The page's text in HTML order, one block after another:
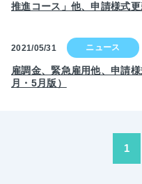
推進コース」他、申請様式
2021/05/31
雇調金、緊急雇用他、申請
月・5月版）
1